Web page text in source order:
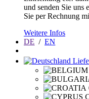
und senden Sie uns
Sie per Rechnung
Weitere Infos
DE / EN